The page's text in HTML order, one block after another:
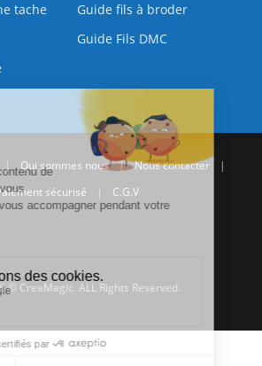
tache
Guide fils à broder
Guide Fils DMC
| Qui sommes nous | Nous contacter
|
sécurisé
| C.G.V
© CreaMagic. ALL Rights Reserved.